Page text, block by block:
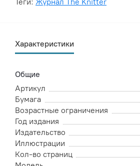
Характеристики
Общие
Артикул
Бумага
Возрастные ограничения
Год издания
Издательство
Иллюстрации
Кол-во страниц